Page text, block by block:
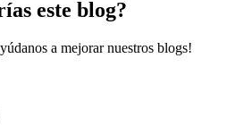
este blog?
a mejorar nuestros blogs!